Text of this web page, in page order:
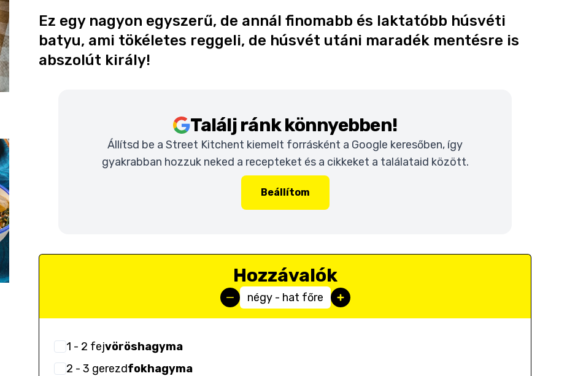
Ez egy nagyon egyszerű, de annál finomabb és laktatóbb húsvéti
batyu, ami tökéletes reggeli, de húsvét utáni maradék mentésre is
abszolút király!
Találj ránk könnyebben!
Állítsd be a Street Kitchent kiemelt forrásként a Google keresőben, így
gyakrabban hozzuk neked a recepteket és a cikkeket a találataid között.
Beállítom
Hozzávalók
négy - hat főre
1 - 2 fejvöröshagyma
2 - 3 gerezdfokhagyma